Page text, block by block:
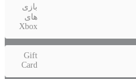
بازی
های
Xbox
Gift
Card